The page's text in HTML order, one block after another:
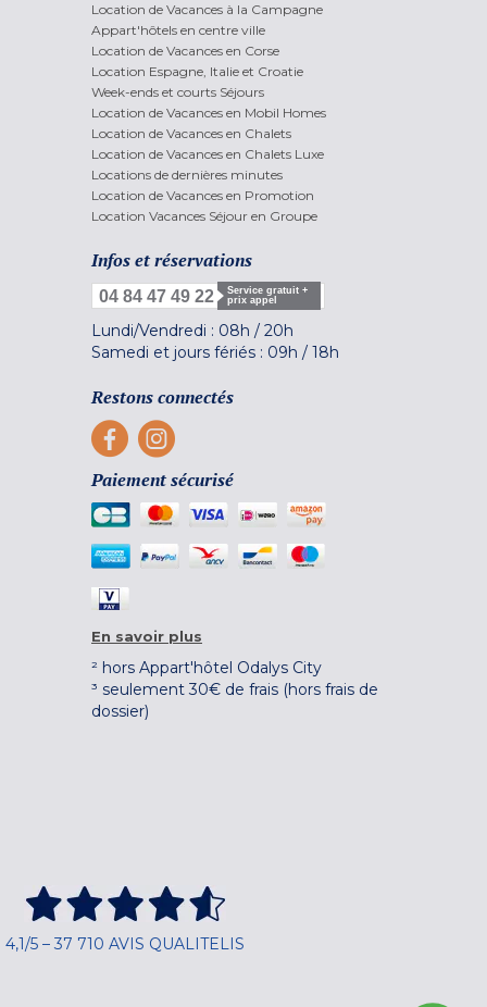
Location de Vacances à la Campagne
Appart'hôtels en centre ville
Location de Vacances en Corse
Location Espagne, Italie et Croatie
Week-ends et courts Séjours
Location de Vacances en Mobil Homes
Location de Vacances en Chalets
Location de Vacances en Chalets Luxe
Locations de dernières minutes
Location de Vacances en Promotion
Location Vacances Séjour en Groupe
Infos et réservations
04 84 47 49 22
Service gratuit +
prix appel
Lundi/Vendredi : 08h / 20h
Samedi et jours fériés : 09h / 18h
Restons connectés
Paiement sécurisé
En savoir plus
² hors Appart'hôtel Odalys City
³ seulement 30€ de frais (hors frais de
dossier)
4,1/5 – 37 710 AVIS QUALITELIS